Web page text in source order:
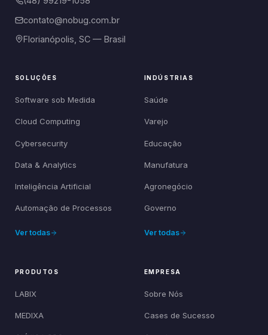
contato@nobug.com.br
Florianópolis, SC — Brasil
SOLUÇÕES
Software sob Medida
Cloud Computing
Cybersecurity
Data & Analytics
Inteligência Artificial
Automação de Processos
Ver todas
INDÚSTRIAS
Saúde
Varejo
Educação
Manufatura
Agronegócio
Governo
Ver todas
PRODUTOS
LABIX
MEDIXA
EMPRESA
Sobre Nós
Cases de Sucesso